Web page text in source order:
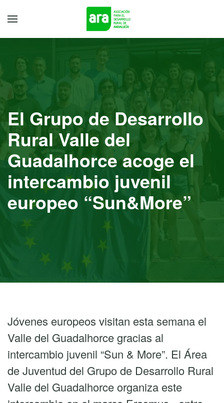
El Grupo de Desarrollo
Rural Valle del
Guadalhorce acoge el
intercambio juvenil
europeo “Sun&More”
Jóvenes europeos visitan esta semana el
Valle del Guadalhorce gracias al
intercambio juvenil “Sun & More”. El Área
de Juventud del Grupo de Desarrollo Rural
Valle del Guadalhorce organiza este